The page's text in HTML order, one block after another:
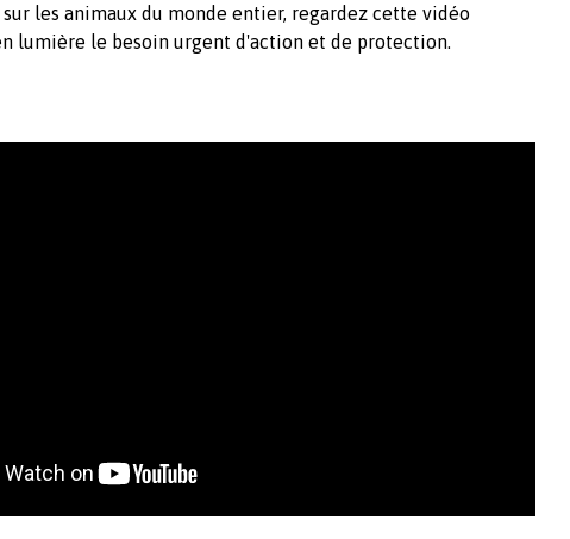
les animaux du monde entier, regardez cette vidéo
lumière le besoin urgent d'action et de protection.